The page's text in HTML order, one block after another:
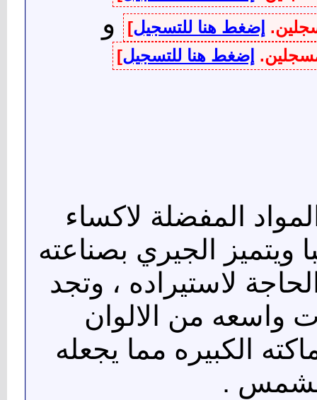
إضغط هنا للتسجيل] و
إضغط هنا للتسجيل]
المفضلة لاكساء
ويتميز الجيري بصناعته
لاستيراده ، وتجد
واسعه من الالوان
الكبيره مما يجعله
.